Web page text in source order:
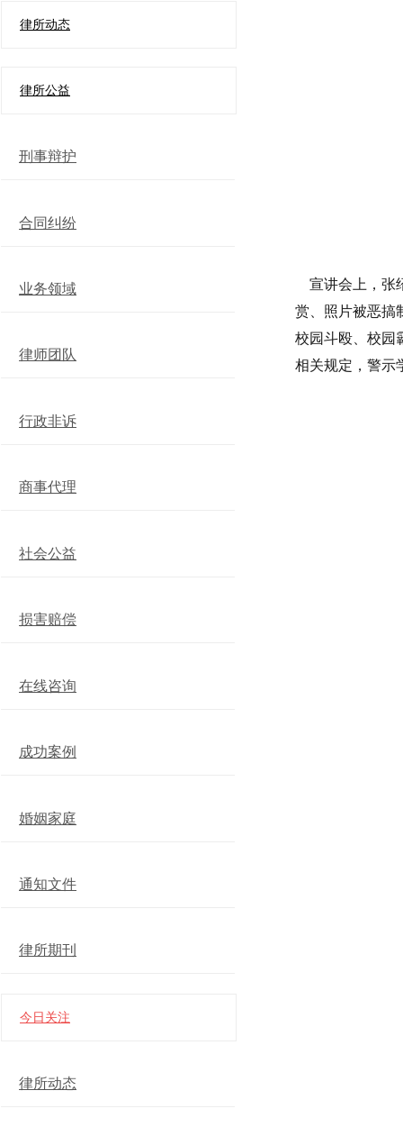
律所动态
律所公益
刑事辩护
合同纠纷
业务领域
律师团队
行政非诉
商事代理
社会公益
损害赔偿
在线咨询
成功案例
婚姻家庭
通知文件
律所期刊
今日关注
律所动态
宣讲会上，张
赏、照片被恶搞
校园斗殴、校园
相关规定，警示